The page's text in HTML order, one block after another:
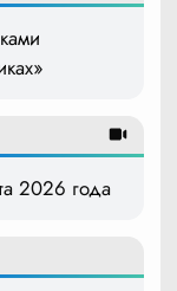
2026 года